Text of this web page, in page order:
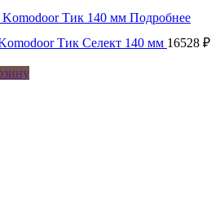
Подробнее
Тик Селект 140 мм 16528 ₽